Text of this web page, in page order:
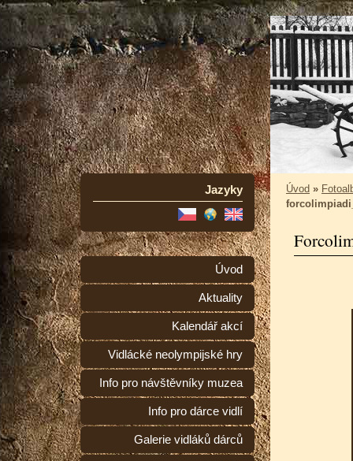
Jazyky
Úvod
Aktuality
Kalendář akcí
Vidlácké neolympijské hry
Info pro návštěvníky muzea
Info pro dárce vidlí
Galerie vidláků dárců
Úvod »